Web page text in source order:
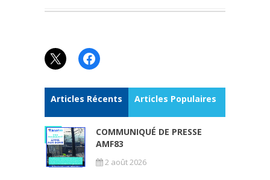
X Facebook
Articles Récents Articles Populaires
COMMUNIQUÉ DE PRESSE
AMF83
2 août 2026